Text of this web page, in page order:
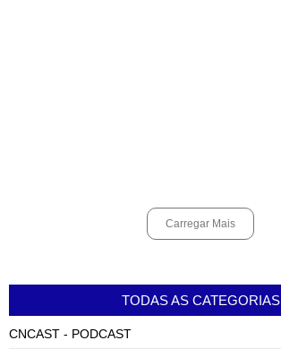
Carregar Mais
TODAS AS CATEGORIAS
CNCAST - PODCAST